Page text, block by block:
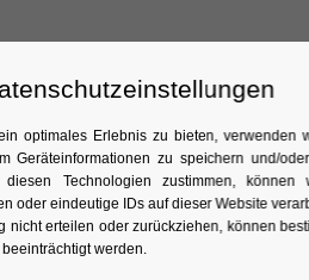
ÜBER UNS
optimales Erlebnis zu bieten, verwenden
Geräteinformationen zu speichern und/
Technologien zustimmen,
oder eindeutige IDs auf dieser Website
nicht erteilen oder zurückziehen, können
werden.